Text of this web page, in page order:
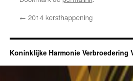
← 2014 kersthappening
Koninklijke Harmonie Verbroedering